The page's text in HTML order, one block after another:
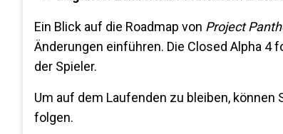
Ein Blick auf die Roadmap von Project
Änderungen einführen. Die Closed Alpha
der Spieler.
Um auf dem Laufenden zu bleiben, können
folgen.